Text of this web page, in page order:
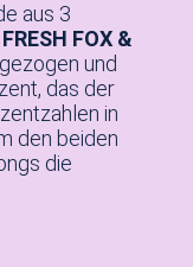
aus 3
FRESH FOX &
und
das der
in
den beiden
die